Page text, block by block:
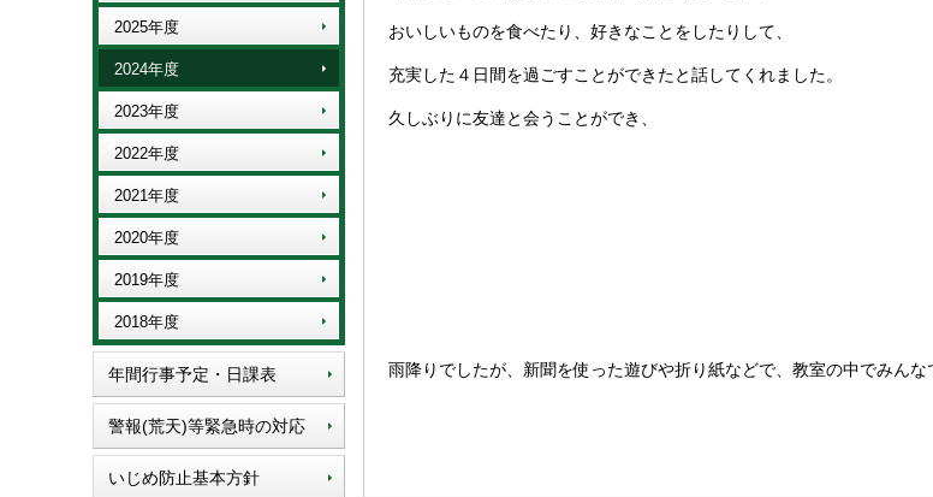
2025年度
2024年度
2023年度
2022年度
2021年度
2020年度
2019年度
2018年度
年間行事予定・日課表
警報(荒天)等緊急時の対応
いじめ防止基本方針
おいしいものを食べたり、好きなことをしたりして、
充実した４日間を過ごすことができたと話してくれました。
久しぶりに友達と会うことができ、
雨降りでしたが、新聞を使った遊びや折り紙などで、教室の中でみんな